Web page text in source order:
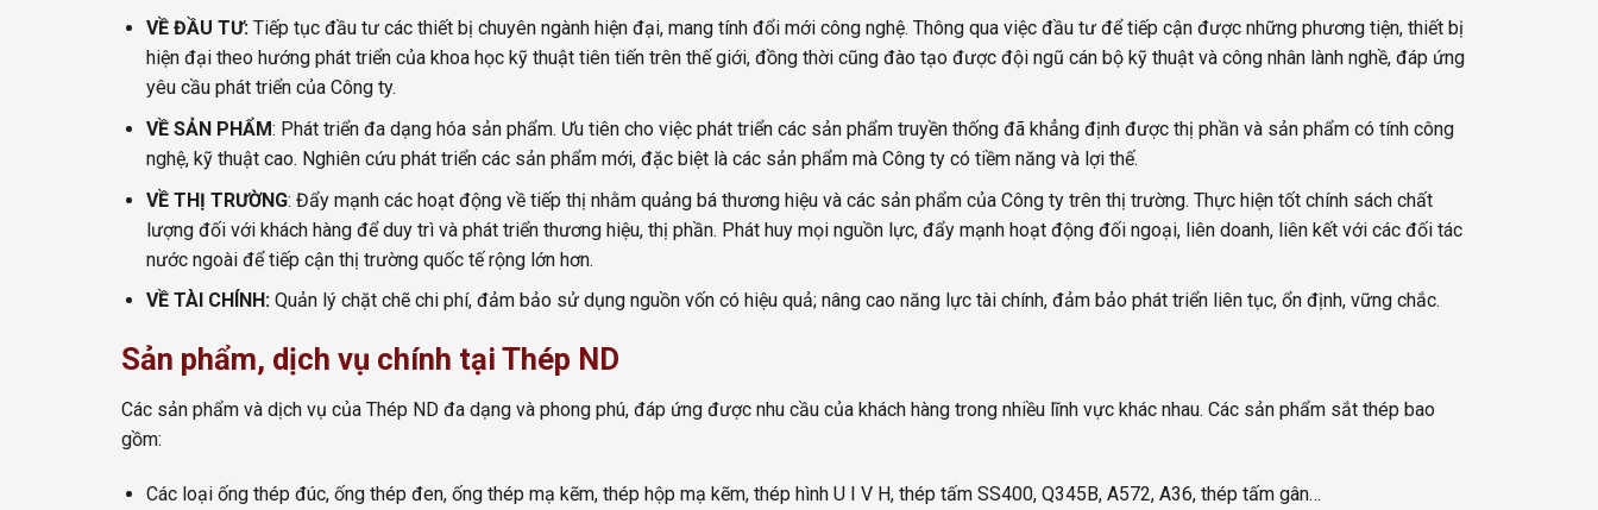
VỀ ĐẦU TƯ:Tiếp tục đầu tư các thiết bị chuyên ngành hiện đại, mang tính đổi mới công nghệ. Thông qua việc đầu tư để tiếp cận được những phương tiện, thiết bị
hiện đại theo hướng phát triển của khoa học kỹ thuật tiên tiến trên thế giới, đồng thời cũng đào tạo được đội ngũ cán bộ kỹ thuật và công nhân lành nghề, đáp ứng
yêu cầu phát triển của Công ty.
VỀ SẢN PHẨM: Phát triển đa dạng hóa sản phẩm. Ưu tiên cho việc phát triển các sản phẩm truyền thống đã khẳng định được thị phần và sản phẩm có tính công
nghệ, kỹ thuật cao. Nghiên cứu phát triển các sản phẩm mới, đặc biệt là các sản phẩm mà Công ty có tiềm năng và lợi thế.
VỀ THỊ TRƯỜNG: Đẩy mạnh các hoạt động về tiếp thị nhằm quảng bá thương hiệu và các sản phẩm của Công ty trên thị trường. Thực hiện tốt chính sách chất
lượng đối với khách hàng để duy trì và phát triển thương hiệu, thị phần. Phát huy mọi nguồn lực, đẩy mạnh hoạt động đối ngoại, liên doanh, liên kết với các đối tác
nước ngoài để tiếp cận thị trường quốc tế rộng lớn hơn.
VỀ TÀI CHÍNH:Quản lý chặt chẽ chi phí, đảm bảo sử dụng nguồn vốn có hiệu quả; nâng cao năng lực tài chính, đảm bảo phát triển liên tục, ổn định, vững chắc.
Sản phẩm, dịch vụ chính tại Thép ND
Các sản phẩm và dịch vụ của Thép ND đa dạng và phong phú, đáp ứng được nhu cầu của khách hàng trong nhiều lĩnh vực khác nhau. Các sản phẩm sắt thép bao
gồm:
Các loại ống thép đúc, ống thép đen, ống thép mạ kẽm, thép hộp mạ kẽm, thép hình U I V H, thép tấm SS400, Q345B, A572, A36, thép tấm gân…